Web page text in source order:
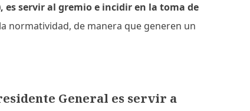
es servir al gremio e incidir en la toma de
normatividad, de manera que generen un
General es servir a